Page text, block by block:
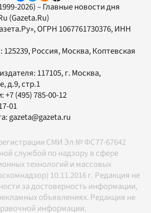
2026) – Главные новости дня
(Gazeta.Ru)
, ОГРН 1067761730376, ИНН
125239, Россия, Москва, Коптевская
117105, г. Москва,
д.9, стр.1
+7 (495) 785-00-12
01
gazeta@gazeta.ru
СМИ Эл № ФС77-67642
службой по надзору в сфере
технологий и массовых
10.11.2016 г. Редакция не
за достоверность информации,
объявлениях. Редакция не
информации.